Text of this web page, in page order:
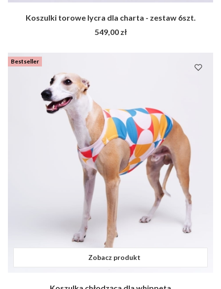
Koszulki torowe lycra dla charta - zestaw 6szt.
Cena
549,00 zł
Bestseller
Zobacz produkt